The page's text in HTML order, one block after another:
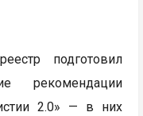
подготовил
рекомендации
2.0» — в них